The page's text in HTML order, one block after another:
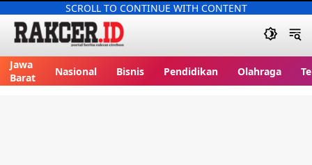
SCROLL TO CONTINUE WITH CONTENT
Jawa
Barat
Nasional Bisnis Pendidikan Olahraga